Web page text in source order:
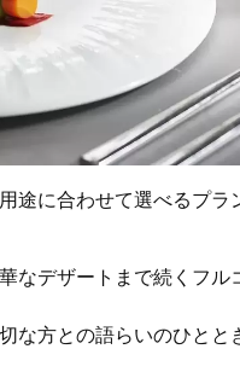
途に合わせて選べるプラ
なデザートまで続くフル
な方との語らいのひとと